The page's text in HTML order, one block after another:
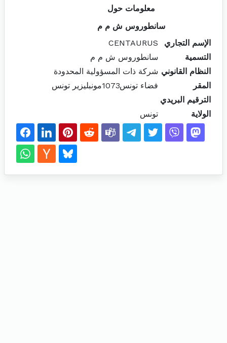
معلومات حول
سانطوروس ش م م
الإسم التجاري
CENTAURUS
التسمية
سانطوروس ش م م
النظام القانوني شركة ذات المسؤولية المحدودة
المقر
فضاء تونس1073مونبليزير تونس
الترقيم البريدي
الولاية
تونس